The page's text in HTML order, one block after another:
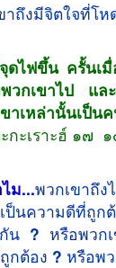
ถึงมีจิตใจที่โห
ดไฟขึ้น ครั้นเ
พวกเขาไป แ
าเหล่านั้นเป็
กะเราะฮ์ ๑๗ 
ม...พวกเขาถึ
ป็นความดีที่ถูก
น ? หรือพวก
กต้อง ? หรือพ